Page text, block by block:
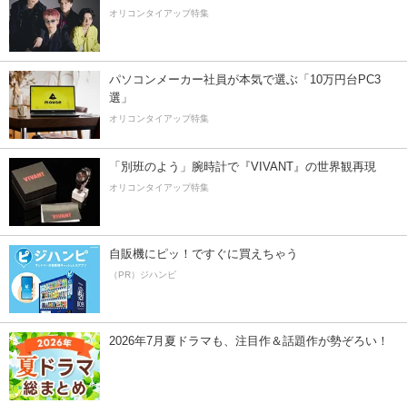
オリコンタイアップ特集
パソコンメーカー社員が本気で選ぶ「10万円台PC3
選」
オリコンタイアップ特集
「別班のよう」腕時計で『VIVANT』の世界観再現
オリコンタイアップ特集
自販機にピッ！ですぐに買えちゃう
（PR）ジハンピ
2026年7月夏ドラマも、注目作＆話題作が勢ぞろい！